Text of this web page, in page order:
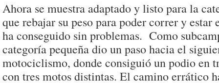
Ahora se muestra adaptado y listo para la
que rebajar su peso para poder correr y estar
ha conseguido sin problemas. Como
categoría pequeña dio un paso hacia el
motociclismo, donde consiguió un podio en
con tres motos distintas. El camino errático